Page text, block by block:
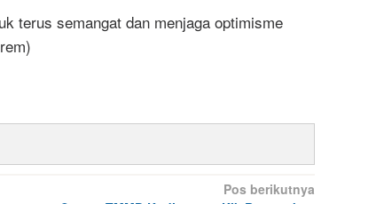
terus semangat dan menjaga optimisme
Pos berikutnya